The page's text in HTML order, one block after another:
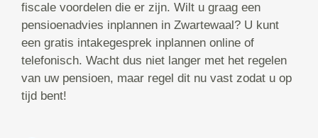
fiscale voordelen die er zijn. Wilt u graag een
pensioenadvies inplannen in Zwartewaal? U kunt
een gratis intakegesprek inplannen online of
telefonisch. Wacht dus niet langer met het regelen
van uw pensioen, maar regel dit nu vast zodat u op
tijd bent!